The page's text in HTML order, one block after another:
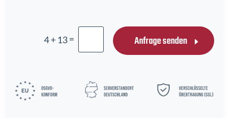
4 + 13= Anfrage senden